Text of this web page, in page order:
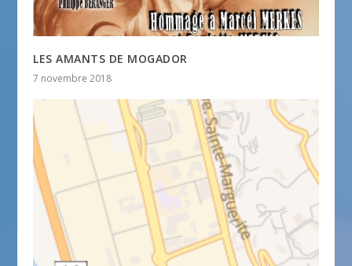
LES AMANTS DE MOGADOR
7 novembre 2018